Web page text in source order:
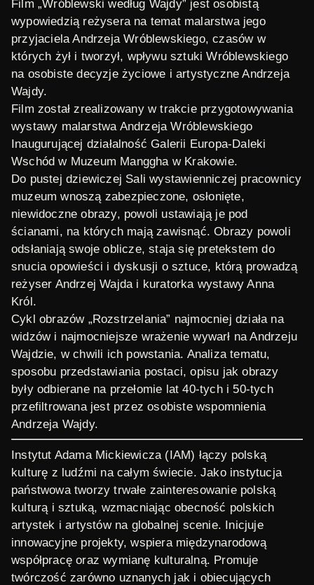
Film „Wróblewski według Wajdy” jest osobistą
wypowiedzią reżysera na temat malarstwa jego
przyjaciela Andrzeja Wróblewskiego, czasów w
których żył i tworzył, wpływu sztuki Wróblewskiego
na osobiste decyzje życiowe i artystyczne Andrzeja
Wajdy.
Film został zrealizowany w trakcie przygotowywania
wystawy malarstwa Andrzeja Wróblewskiego
Inaugurującej działalność Galerii Europa-Daleki
Wschód w Muzeum Manggha w Krakowie.
Do pustej dziewiczej Sali wystawienniczej pracownicy
muzeum wnoszą zabezpieczone, osłonięte,
niewidoczne obrazy, powoli ustawiają je pod
ścianami, na których mają zawisnąć. Obrazy powoli
odsłaniają swoje oblicze, staja się pretekstem do
snucia opowieści i dyskusji o sztuce, którą prowadzą
reżyser Andrzej Wajda i kuratorka wystawy Anna
Król.
Cykl obrazów „Rozstrzelania” najmocniej działa na
widzów i najmocniejsze wrażenie wywarł na Andrzeju
Wajdzie, w chwili ich powstania. Analiza tematu,
sposobu przedstawiania postaci, opisu jak obrazy
były odbierane na przełomie lat 40-tych i 50-tych
przefiltrowana jest przez osobiste wspomnienia
Andrzeja Wajdy.
Instytut Adama Mickiewicza (IAM) łączy polską
kulturę z ludźmi na całym świecie. Jako instytucja
państwowa tworzy trwałe zainteresowanie polską
kulturą i sztuką, wzmacniając obecność polskich
artystek i artystów na globalnej scenie. Inicjuje
innowacyjne projekty, wspiera międzynarodową
współpracę oraz wymianę kulturalną. Promuje
twórczość zarówno uznanych jak i obiecujących